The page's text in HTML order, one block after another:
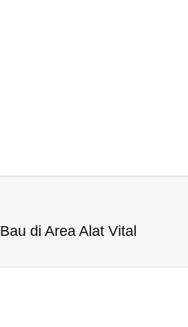
di Area Alat Vital